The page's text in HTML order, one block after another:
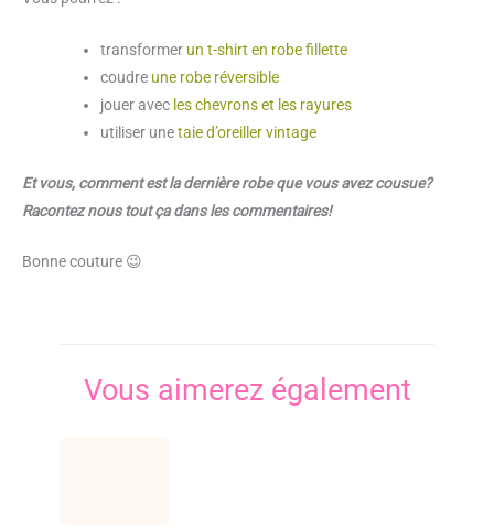
transformer un t-shirt en robe fillette
coudre une robe réversible
jouer avec les chevrons et les rayures
utiliser unetaie d’oreiller vintage
Et vous, comment est la dernière robe que vous avez cousue?
Racontez nous tout ça dans les commentaires!
Bonne couture 😉
Vous aimerez également